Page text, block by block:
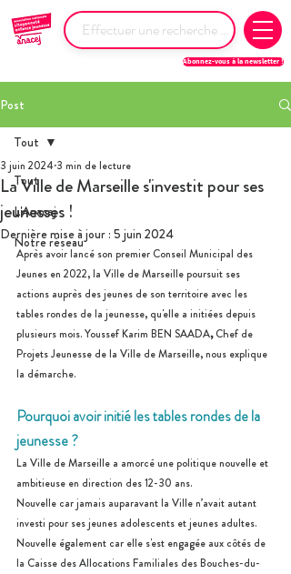
Abonnez-vous à la newsletter !
Post
Tout
L'Anacej
Notre réseau
Tout
La Ville de Marseille s'investit pour ses
jeunesses !
3 juin 2024 3 min de lecture
Dernière mise à jour : 5 juin 2024
Après avoir lancé son premier Conseil Municipal des
Jeunes en 2022, la Ville de Marseille poursuit ses
actions auprès des jeunes de son territoire avec les
tables rondes de la jeunesse, qu'elle a initiées depuis
plusieurs mois. Youssef Karim BEN SAADA, Chef de
Projets Jeunesse de la Ville de Marseille, nous explique
la démarche.
Pourquoi avoir initié les tables rondes de la
jeunesse ?
La Ville de Marseille a amorcé une politique nouvelle et
ambitieuse en direction des 12-30 ans.
Nouvelle car jamais auparavant la Ville n’avait autant
investi pour ses jeunes adolescents et jeunes adultes.
Nouvelle également car elle s'est engagée aux côtés de
la Caisse des Allocations Familiales des Bouches-du-